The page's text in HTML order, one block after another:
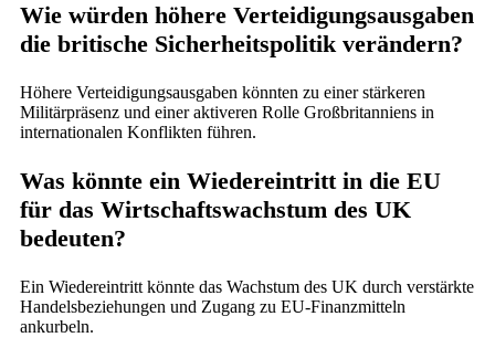
Wie würden höhere Verteidigungsausgaben
die britische Sicherheitspolitik verändern?
Höhere Verteidigungsausgaben könnten zu einer stärkeren
Militärpräsenz und einer aktiveren Rolle Großbritanniens in
internationalen Konflikten führen.
Was könnte ein Wiedereintritt in die EU
für das Wirtschaftswachstum des UK
bedeuten?
Ein Wiedereintritt könnte das Wachstum des UK durch verstärkte
Handelsbeziehungen und Zugang zu EU-Finanzmitteln
ankurbeln.